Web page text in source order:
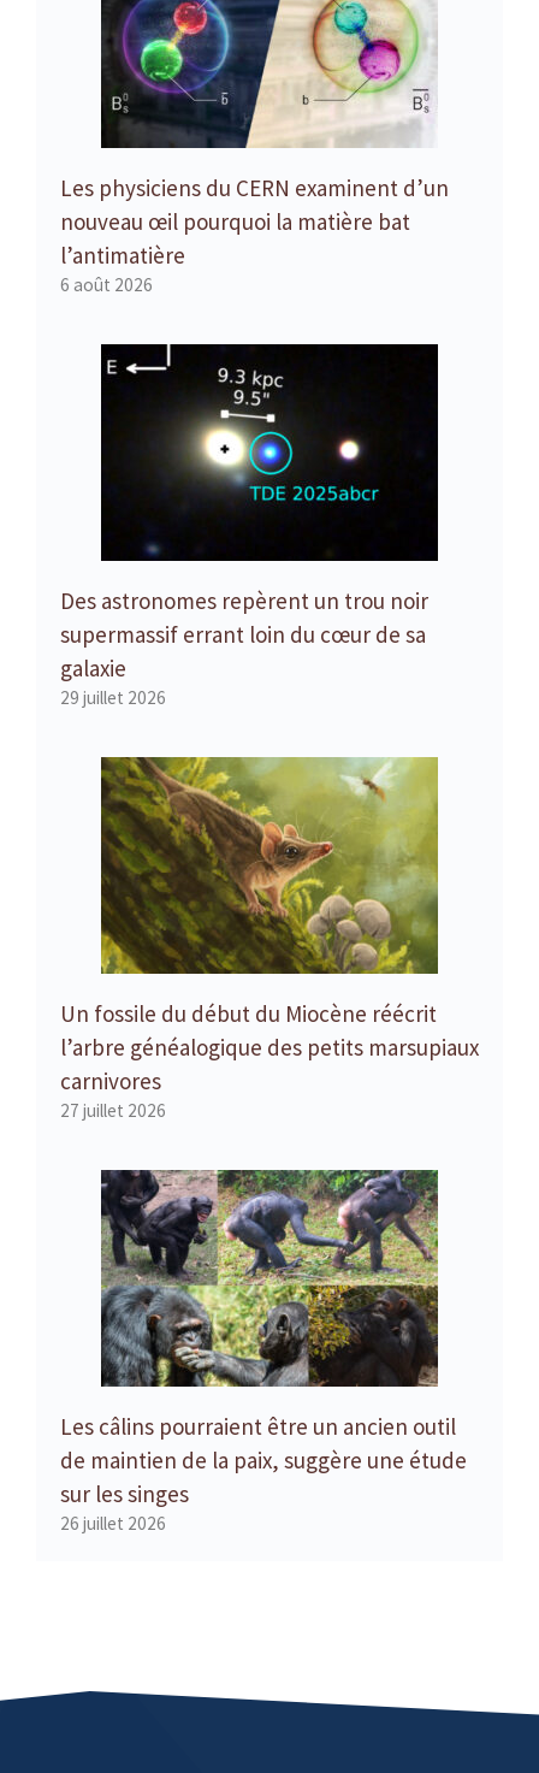
Les physiciens du CERN examinent d’un
nouveau œil pourquoi la matière bat
l’antimatière
6 août 2026
Des astronomes repèrent un trou noir
supermassif errant loin du cœur de sa
galaxie
29 juillet 2026
Un fossile du début du Miocène réécrit
l’arbre généalogique des petits marsupiaux
carnivores
27 juillet 2026
Les câlins pourraient être un ancien outil
de maintien de la paix, suggère une étude
sur les singes
26 juillet 2026